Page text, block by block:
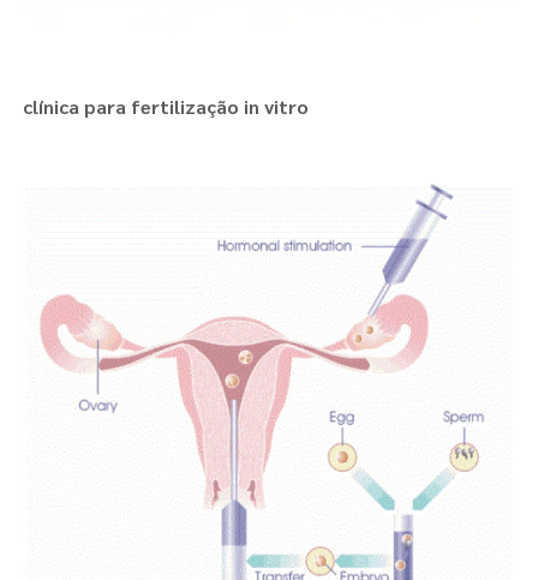
clínica para fertilização in vitro